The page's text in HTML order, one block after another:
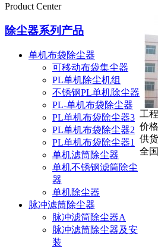
Product Center
除尘器系列产品
单机布袋除尘器
可移动布袋集尘器
PL单机除尘机组
不锈钢PL单机除尘器
PL-单机布袋除尘器
PL单机布袋除尘器3
PL单机布袋除尘器2
PL单机布袋除尘器1
单机滤筒除尘器
单机不锈钢滤筒除尘
器
单机除尘器
脉冲滤筒除尘器
脉冲滤筒除尘器A
脉冲滤筒除尘器及安
装
工
价格
供
全